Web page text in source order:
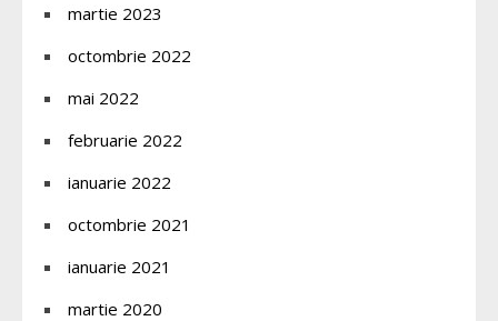
martie 2023
octombrie 2022
mai 2022
februarie 2022
ianuarie 2022
octombrie 2021
ianuarie 2021
martie 2020